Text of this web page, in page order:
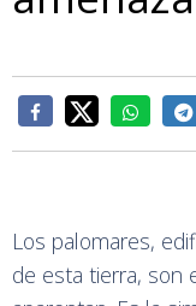
Los palomares,
de esta tierra, son